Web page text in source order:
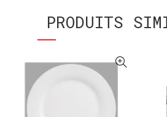
PRODUITS